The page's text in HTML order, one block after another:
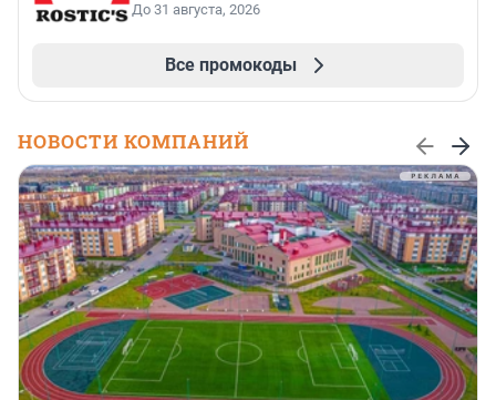
До 31 августа, 2026
Все промокоды
НОВОСТИ КОМПАНИЙ